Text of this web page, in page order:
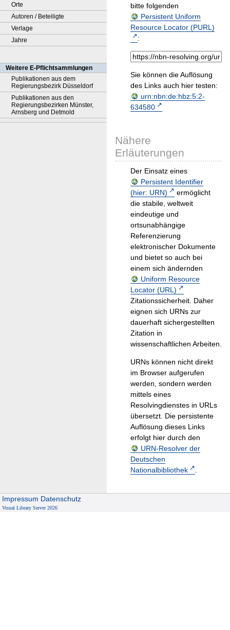
Orte
Autoren / Beteiligte
Verlage
Jahre
Weitere E-Pflichtsammlungen
Publikationen aus dem
Regierungsbezirk Düsseldorf
Publikationen aus den
Regierungsbezirken Münster,
Arnsberg und Detmold
bitte folgenden
Persistent Uniform
Resource Locator (PURL)
:
Sie können die Auflösung
des Links auch hier testen:
urn:nbn:de:hbz:5:2-
634580
Nähere
Erläuterungen
Der Einsatz eines
Persistent Identifier
(hier: URN)
ermöglicht
die stabile, weltweit
eindeutige und
ortsunabhängige
Referenzierung
elektronischer Dokumente
und bietet so auch bei
einem sich ändernden
Uniform Resource
Locator (URL)
Zitationssicherheit. Daher
eignen sich URNs zur
dauerhaft sichergestellten
Zitation in
wissenschaftlichen Arbeiten.
URNs können nicht direkt
im Browser aufgerufen
werden, sondern werden
mittels eines
Resolvingdienstes in URLs
übersetzt. Die persistente
Auflösung dieses Links
erfolgt hier durch den
URN-Resolver der
Deutschen
Nationalbibliothek
.
Impressum Datenschutz
Visual Library Server 2026